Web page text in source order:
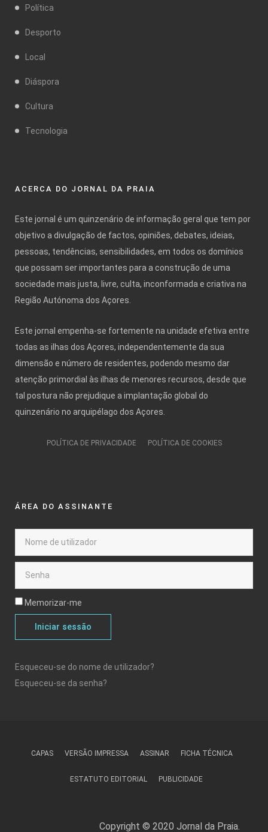
Política
Desporto
Local
Diáspora
Cultura
Tecnologia
ACERCA DO JORNAL DA PRAIA
Este jornal é um quinzenário de informação geral que tem por
objetivo a divulgação de factos, opiniões, debates, ideias,
pessoas, tendências, sensibilidades, em todos os domínios
que possam ser importantes para a construção de uma
sociedade mais justa, livre, culta, inconformada e criativa na
Região Autónoma dos Açores.
Este jornal empenha-se fortemente na unidade efetiva entre
todas as ilhas dos Açores, independentemente da sua
dimensão e número de residentes, podendo mesmo dar
atenção primordial às ilhas de menores recursos, desde que
tal postura não prejudique a implantação global do
quinzenário no arquipélago dos Açores.
POLÍTICA DE PRIVACIDADE POLÍTICA DE COOKIES
ÁREA DO ASSINANTE
Memorizar-me
Iniciar sessão
Esqueceu-se do nome de utilizador?
Esqueceu-se da senha?
CAPAS VERSÃO IMPRESSA ASSINAR FICHA TÉCNICA
ESTATUTO EDITORIAL PUBLICIDADE
Copyright © 2020 Jornal da Praia.